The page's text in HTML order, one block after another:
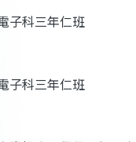
子科三年仁班
子科三年仁班